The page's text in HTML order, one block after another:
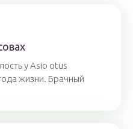
у Asio otus
жизни. Брачный